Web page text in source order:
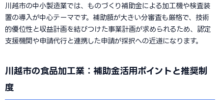
川越市の中小製造業では、ものづくり補助金による加工機や検査装
置の導入が中心テーマです。補助額が大きい分審査も厳格で、技術
的優位性と収益計画を結びつけた事業計画が求められるため、認定
支援機関や申請代行と連携した申請が採択への近道になります。
川越市の食品加工業：補助金活用ポイントと推奨制
度